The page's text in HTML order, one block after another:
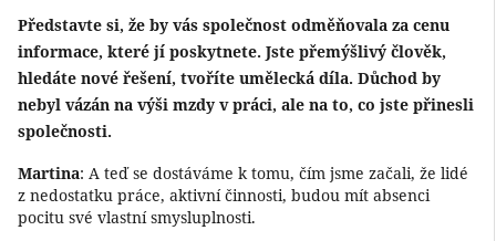
Představte si, že by vás společnost odměňovala za cenu
informace, které jí poskytnete. Jste přemýšlivý člověk,
hledáte nové řešení, tvoříte umělecká díla. Důchod by
nebyl vázán na výši mzdy v práci, ale na to, co jste přinesli
společnosti.
Martina: A teď se dostáváme k tomu, čím jsme začali, že lidé
z nedostatku práce, aktivní činnosti, budou mít absenci
pocitu své vlastní smysluplnosti.